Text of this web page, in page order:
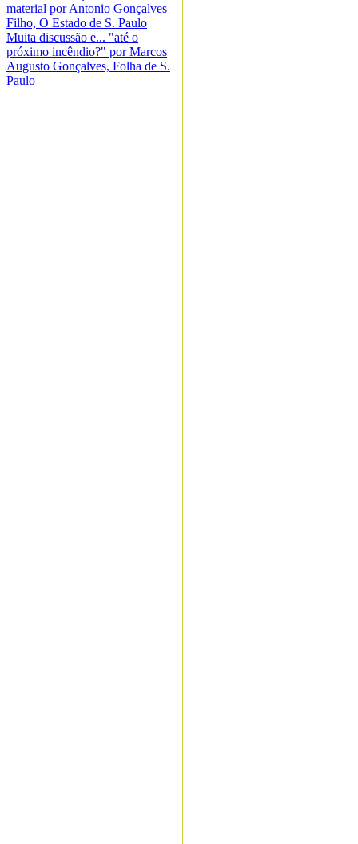
material por Antonio Gonçalves
Filho, O Estado de S. Paulo
Muita discussão e... "até o
próximo incêndio?" por Marcos
Augusto Gonçalves, Folha de S.
Paulo